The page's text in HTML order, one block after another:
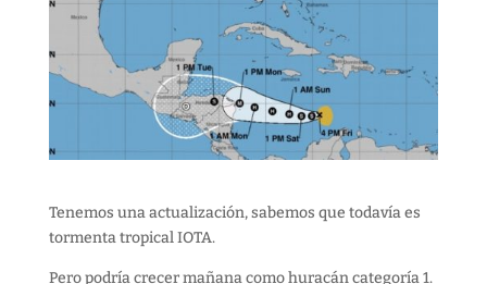
Tenemos una actualización, sabemos que todavía es
tormenta tropical IOTA.
Pero podría crecer mañana como huracán categoría 1.